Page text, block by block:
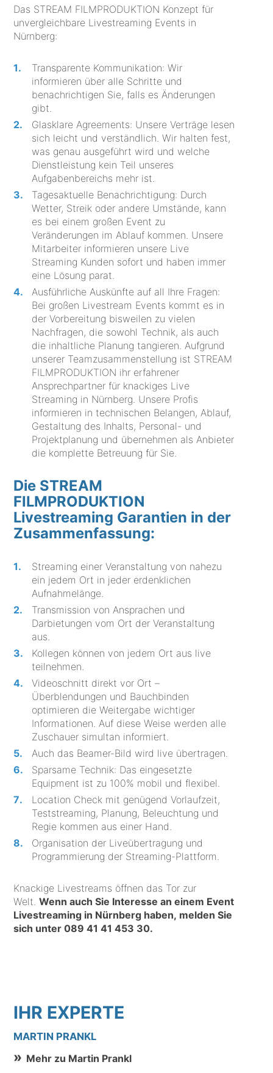
Das STREAM FILMPRODUKTION Konzept für
unvergleichbare Livestreaming Events in
Nürnberg:
Transparente Kommunikation: Wir
informieren über alle Schritte und
benachrichtigen Sie, falls es Änderungen
gibt.
Glasklare Agreements: Unsere Verträge lesen
sich leicht und verständlich. Wir halten fest,
was genau ausgeführt wird und welche
Dienstleistung kein Teil unseres
Aufgabenbereichs mehr ist.
Tagesaktuelle Benachrichtigung: Durch
Wetter, Streik oder andere Umstände, kann
es bei einem großen Event zu
Veränderungen im Ablauf kommen. Unsere
Mitarbeiter informieren unsere Live
Streaming Kunden sofort und haben immer
eine Lösung parat.
Ausführliche Auskünfte auf all Ihre Fragen:
Bei großen Livestream Events kommt es in
der Vorbereitung bisweilen zu vielen
Nachfragen, die sowohl Technik, als auch
die inhaltliche Planung tangieren. Aufgrund
unserer Teamzusammenstellung ist STREAM
FILMPRODUKTION ihr erfahrener
Ansprechpartner für knackiges Live
Streaming in Nürnberg. Unsere Profis
informieren in technischen Belangen, Ablauf,
Gestaltung des Inhalts, Personal- und
Projektplanung und übernehmen als Anbieter
die komplette Betreuung für Sie.
Die STREAM
FILMPRODUKTION
Livestreaming Garantien in der
Zusammenfassung:
Streaming einer Veranstaltung von nahezu
ein jedem Ort in jeder erdenklichen
Aufnahmelänge.
Transmission von Ansprachen und
Darbietungen vom Ort der Veranstaltung
aus.
Kollegen können von jedem Ort aus live
teilnehmen.
Videoschnitt direkt vor Ort –
Überblendungen und Bauchbinden
optimieren die Weitergabe wichtiger
Informationen. Auf diese Weise werden alle
Zuschauer simultan informiert.
Auch das Beamer-Bild wird live übertragen.
Sparsame Technik: Das eingesetzte
Equipment ist zu 100% mobil und flexibel.
Location Check mit genügend Vorlaufzeit,
Teststreaming, Planung, Beleuchtung und
Regie kommen aus einer Hand.
Organisation der Liveübertragung und
Programmierung der Streaming-Plattform.
Knackige Livestreams öffnen das Tor zur
Welt.Wenn auch Sie Interesse an einem Event
Livestreaming in Nürnberg haben, melden Sie
sich unter089 41 41 453 30.
IHR EXPERTE
MARTIN PRANKL
Mehr zu Martin Prankl